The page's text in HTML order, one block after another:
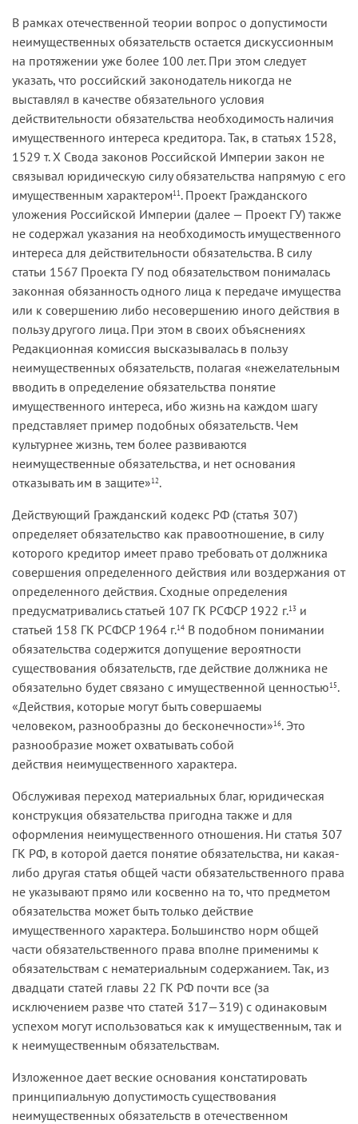
В рамках отечественной теории вопрос о допустимости
неимущественных обязательств остается дискуссионным
на протяжении уже более 100 лет. При этом следует
указать, что российский законодатель никогда не
выставлял в качестве обязательного условия
действительности обязательства необходимость наличия
имущественного интереса кредитора. Так, в статьях 1528,
1529 т. Х Свода законов Российской Империи закон не
связывал юридическую силу обязательства напрямую с его
имущественным характером11 . Проект Гражданского
уложения Российской Империи (далее — Проект ГУ) также
не содержал указания на необходимость имущественного
интереса для действительности обязательства. В силу
статьи 1567 Проекта ГУ под обязательством понималась
законная обязанность одного лица к передаче имущества
или к совершению либо несовершению иного действия в
пользу другого лица. При этом в своих объяснениях
Редакционная комиссия высказывалась в пользу
неимущественных обязательств, полагая «нежелательным
вводить в определение обязательства понятие
имущественного интереса, ибо жизнь на каждом шагу
представляет пример подобных обязательств. Чем
культурнее жизнь, тем более развиваются
неимущественные обязательства, и нет основания
отказывать им в защите»12.
Действующий Гражданский кодекс РФ (статья 307)
определяет обязательство как правоотношение, в силу
которого кредитор имеет право требовать от должника
совершения определенного действия или воздержания от
определенного действия. Сходные определения
предусматривались статьей 107 ГК РСФСР 1922 г.13 и
статьей 158 ГК РСФСР 1964 г.14 В подобном понимании
обязательства содержится допущение вероятности
существования обязательств, где действие должника не
обязательно будет связано с имущественной ценностью15.
«Действия, которые могут быть совершаемы
человеком, разнообразны до бесконечности»16. Это
разнообразие может охватывать собой
действия неимущественного характера.
Обслуживая переход материальных благ, юридическая
конструкция обязательства пригодна также и для
оформления неимущественного отношения. Ни статья 307
ГК РФ, в которой дается понятие обязательства, ни какая-
либо другая статья общей части обязательственного права
не указывают прямо или косвенно на то, что предметом
обязательства может быть только действие
имущественного характера. Большинство норм общей
части обязательственного права вполне применимы к
обязательствам с нематериальным содержанием. Так, из
двадцати статей главы 22 ГК РФ почти все (за
исключением разве что статей 317—319) с одинаковым
успехом могут использоваться как к имущественным, так и
к неимущественным обязательствам.
Изложенное дает веские основания констатировать
принципиальную допустимость существования
неимущественных обязательств в отечественном